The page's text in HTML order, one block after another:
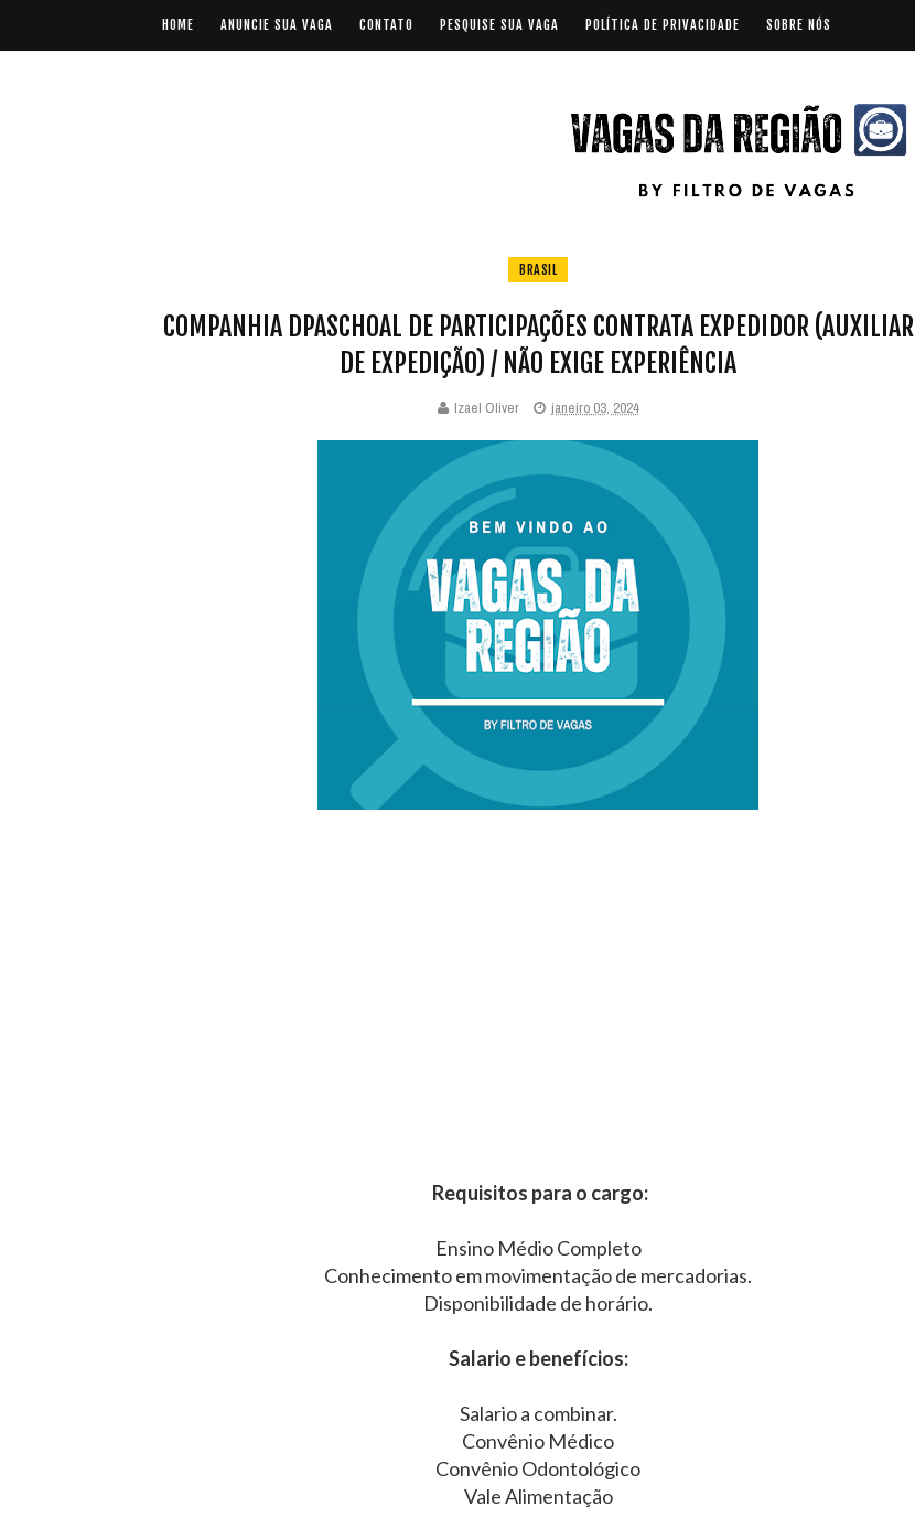
HOME ANUNCIE SUA VAGA CONTATO PESQUISE SUA VAGA POLÍTICA DE PRIVACIDADE SOBRE NÓS
BRASIL
COMPANHIA DPASCHOAL DE PARTICIPAÇÕES CONTRATA EXPEDIDOR (AUXILIAR
DE EXPEDIÇÃO) / NÃO EXIGE EXPERIÊNCIA
Izael Oliver janeiro 03, 2024
Requisitos para o cargo:
Ensino Médio Completo
Conhecimento em movimentação de mercadorias.
Disponibilidade de horário.
Salario e benefícios:
Salario a combinar.
Convênio Médico
Convênio Odontológico
Vale Alimentação